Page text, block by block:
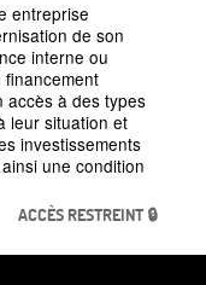
entreprise
de son
interne ou
accès à des types
leur situation et
investissements
une condition
ACCÈS RESTREINT 🔒